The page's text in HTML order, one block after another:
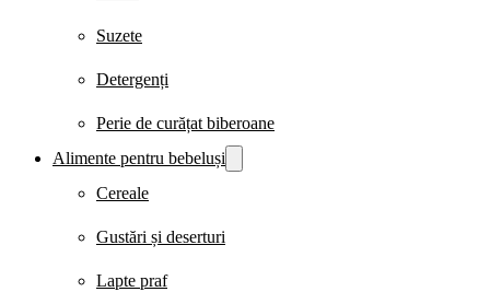
Suzete
Detergenți
Perie de curățat biberoane
Alimente pentru bebeluși
Cereale
Gustări și deserturi
Lapte praf